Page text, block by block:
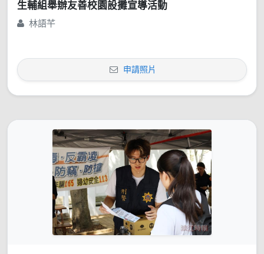
生輔組舉辦友善校園設攤宣導活動
林語芊
申請照片